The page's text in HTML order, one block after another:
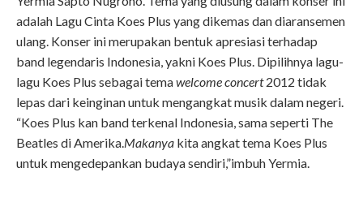
adalah Lagu Cinta Koes Plus yang dikemas dan diaransemen
ulang. Konser ini merupakan bentuk apresiasi terhadap
band legendaris Indonesia, yakni Koes Plus. Dipilihnya lagu-
lagu Koes Plus sebagai temawelcome concert2012 tidak
lepas dari keinginan untuk mengangkat musik dalam negeri.
“Koes Plus kan band terkenal Indonesia, sama seperti The
Beatles di Amerika.Makanya kita angkat tema Koes Plus
untuk mengedepankan budaya sendiri,”imbuh Yermia.